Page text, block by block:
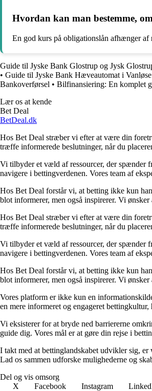
Hvordan kan man bestemme,
En god kurs på obligationslån afhænger af
Guide til Jyske Bank Glostrup og Jysk
• Guide til Jyske Bank Hæveautomat i Vanløse
Bankoverførsel • Bilfinansiering: En komplet
Lær os at kende
Bet Deal
BetDeal.dk
Hos Bet Deal stræber vi efter at være din
træffe informerede beslutninger, når du
Vi tilbyder et væld af ressourcer, der spænder
navigere i bettingverdenen. Vores team af
Hos Bet Deal forstår vi, at betting ikke kun
blot informerer, men også inspirerer. Vi
Hos Bet Deal stræber vi efter at være din
træffe informerede beslutninger, når du
Vi tilbyder et væld af ressourcer, der spænder
navigere i bettingverdenen. Vores team af
Hos Bet Deal forstår vi, at betting ikke kun
blot informerer, men også inspirerer. Vi
Vores platform er ikke kun en
en mere informeret og engageret
Vi eksisterer for at bryde ned barriererne
guide dig. Vores mål er at gøre din rejse i
I takt med at bettinglandskabet udvikler sig,
Lad os sammen udforske mulighederne og
Del og vis omsorg
X
Facebook Instagram